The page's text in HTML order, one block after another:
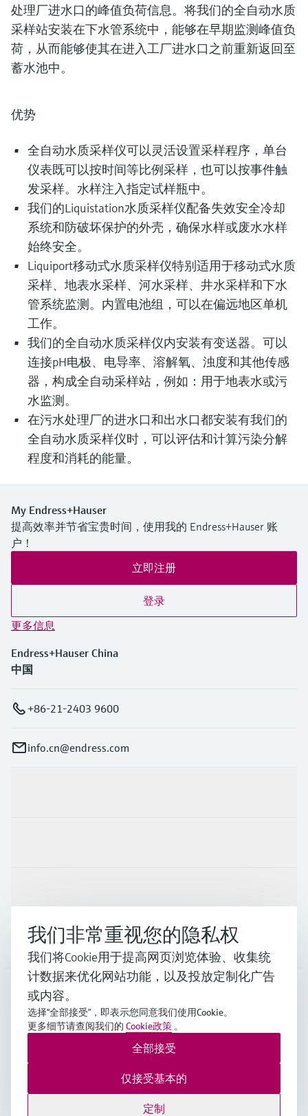
处理厂进水口的峰值负荷信息。将我们的全自动水质
采样站安装在下水管系统中，能够在早期监测峰值负
荷，从而能够使其在进入工厂进水口之前重新返回至
蓄水池中。
优势
全自动水质采样仪可以灵活设置采样程序，单台
仪表既可以按时间等比例采样，也可以按事件触
发采样。水样注入指定试样瓶中。
我们的Liquistation水质采样仪配备失效安全冷却
系统和防破坏保护的外壳，确保水样或废水水样
始终安全。
Liquiport移动式水质采样仪特别适用于移动式水质
采样、地表水采样、河水采样、井水采样和下水
管系统监测。内置电池组，可以在偏远地区单机
工作。
我们的全自动水质采样仪内安装有变送器。可以
连接pH电极、电导率、溶解氧、浊度和其他传感
器，构成全自动采样站，例如：用于地表水或污
水监测。
在污水处理厂的进水口和出水口都安装有我们的
全自动水质采样仪时，可以评估和计算污染分解
程度和消耗的能量。
My Endress+Hauser
提高效率并节省宝贵时间，使用我的 Endress+Hauser 账
户！
立即注册
登录
更多信息
Endress+Hauser China
中国
+86-21-2403 9600
info.cn@endress.com
公司
CHN•中文
Endress+Hauser Group Services AG ©版权所有
数据保护通用条款与条件规范及营业执照
沪ICP备18006034号沪公网安备 31011202012364号
我们非常重视您的隐私权
我们将Cookie用于提高网页浏览体验、收集统
计数据来优化网站功能，以及投放定制化广告
或内容。
选择“全部接受”，即表示您同意我们使用Cookie。
更多细节请查阅我们的 Cookie政策 。
定制
仅接受基本的
全部接受